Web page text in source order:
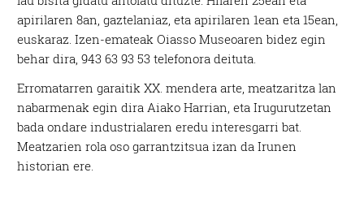
apirilaren 8an, gaztelaniaz, eta apirilaren 1ean eta 15ean,
euskaraz. Izen-emateak Oiasso Museoaren bidez egin
behar dira, 943 63 93 53 telefonora deituta.
Erromatarren garaitik XX. mendera arte, meatzaritza lan
nabarmenak egin dira Aiako Harrian, eta Irugurutzetan
bada ondare industrialaren eredu interesgarri bat.
Meatzarien rola oso garrantzitsua izan da Irunen
historian ere.